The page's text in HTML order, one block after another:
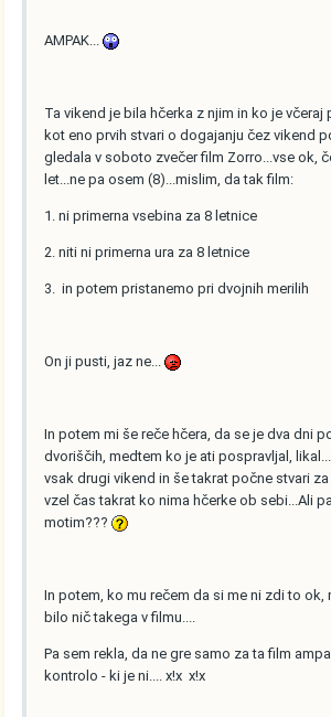
AMPAK...
Ta vikend je bila hčerka z njim in ko je včeraj
kot eno prvih stvari o dogajanju čez vikend
gledala v soboto zvečer film Zorro...vse ok,
let...ne pa osem (8)...mislim, da tak film:
1. ni primerna vsebina za 8 letnice
2. niti ni primerna ura za 8 letnice
3. in potem pristanemo pri dvojnih merilih
On ji pusti, jaz ne...
In potem mi še reče hčera, da se je dva dni
dvoriščih, medtem ko je ati pospravljal,
vsak drugi vikend in še takrat počne stvari
vzel čas takrat ko nima hčerke ob sebi...Ali
motim???
In potem, ko mu rečem da si me ni zdi to ok,
bilo nič takega v filmu....
Pa sem rekla, da ne gre samo za ta film
kontrolo - ki je ni.... x!x x!x